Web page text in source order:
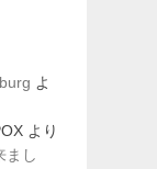
よ
より
まし